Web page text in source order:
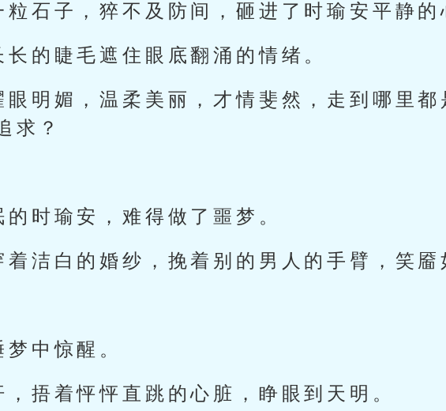
粒石子，猝不及防间，砸进了时瑜安平静的
的睫毛遮住眼底翻涌的情绪。
明媚，温柔美丽，才情斐然，走到哪里都
求？
时瑜安，难得做了噩梦。
洁白的婚纱，挽着别的男人的手臂，笑靥
中惊醒。
捂着怦怦直跳的心脏，睁眼到天明。